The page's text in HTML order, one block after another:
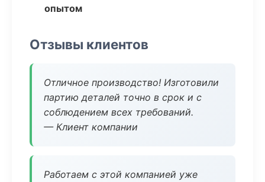
опытом
Отзывы клиентов
Отличное производство! Изготовили
партию деталей точно в срок и с
соблюдением всех требований.
— Клиент компании
Работаем с этой компанией уже